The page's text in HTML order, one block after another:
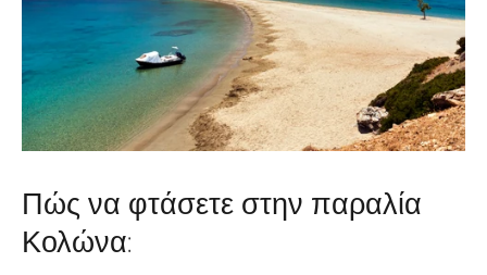
Πώς να φτάσετε στην παραλία
Κολώνα: